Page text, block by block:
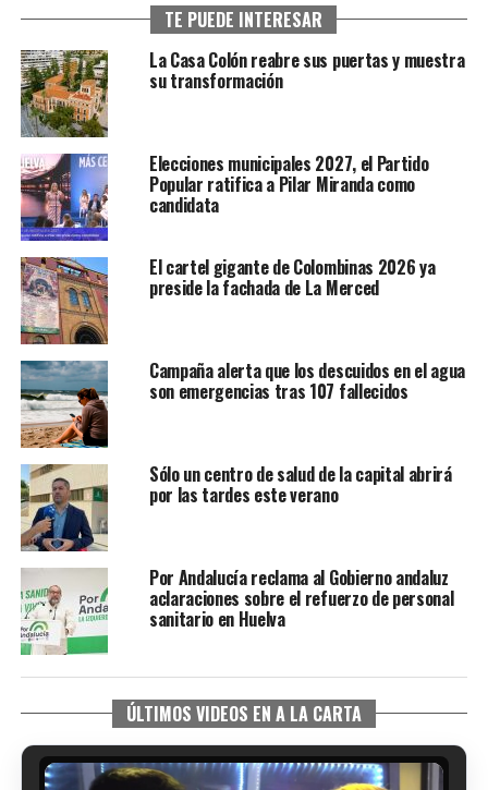
TE PUEDE INTERESAR
La Casa Colón reabre sus puertas y muestra
su transformación
Elecciones municipales 2027, el Partido
Popular ratifica a Pilar Miranda como
candidata
El cartel gigante de Colombinas 2026 ya
preside la fachada de La Merced
Campaña alerta que los descuidos en el agua
son emergencias tras 107 fallecidos
Sólo un centro de salud de la capital abrirá
por las tardes este verano
Por Andalucía reclama al Gobierno andaluz
aclaraciones sobre el refuerzo de personal
sanitario en Huelva
ÚLTIMOS VIDEOS EN A LA CARTA